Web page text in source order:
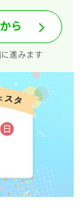
ら
進みます